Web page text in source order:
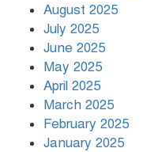
August 2025
July 2025
June 2025
May 2025
April 2025
March 2025
February 2025
January 2025